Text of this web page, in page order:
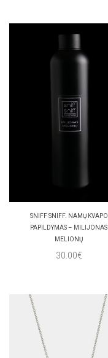
SNIFF SNIFF. NAMŲ KVAPO
PAPILDYMAS – MILIJONAS
MELIONŲ
30.00€